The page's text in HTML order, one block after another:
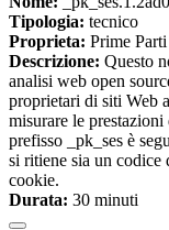
Tipologia: tecnico
Proprieta: Prime Parti
Descrizione: Questo
analisi web open
proprietari di siti Web
misurare le
prefisso _pk_ses è
si ritiene sia un
cookie.
Durata: 30 minuti